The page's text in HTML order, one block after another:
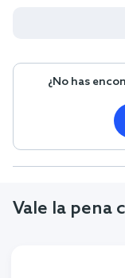
¿No has
Vale la pena